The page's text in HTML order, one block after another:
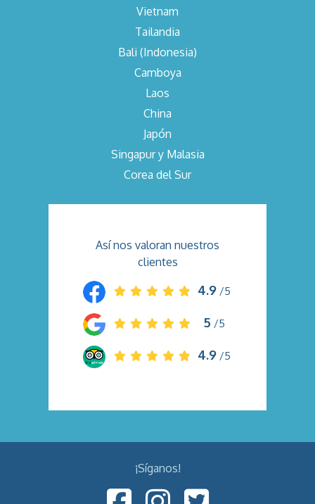
Vietnam
Tailandia
Bali (Indonesia)
Camboya
Laos
China
Japón
Singapur y Malasia
Corea del Sur
Así nos valoran nuestros
clientes
4.9 /5
5 /5
4.9 /5
¡Síganos!